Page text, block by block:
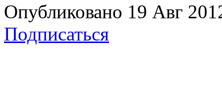
Опубликовано 19 Авг
Подписаться